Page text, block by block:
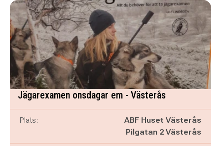
Jägarexamen onsdagar em - Västerås
Plats:
ABF Huset Västerås
Pilgatan 2 Västerås